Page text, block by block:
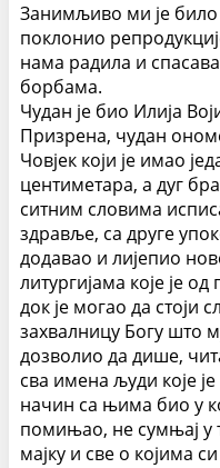
Занимљиво ми је
поклонио
нама радила и
борбама.
Чудан је био Илија
Призрена, чудан
Човјек који је имао
центиметара, а дуг
ситним словима
здравље, са друге
додавао и лијепио
литургијама које је
док је могао да стоји
захвалницу Богу што
дозволио да дише,
сва имена људи које
начин са њима био у
помињао, не сумњај у
мајку и све о којима